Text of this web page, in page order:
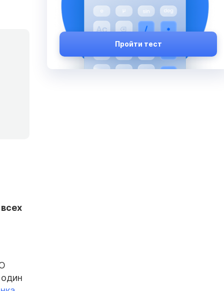
Пройти тест